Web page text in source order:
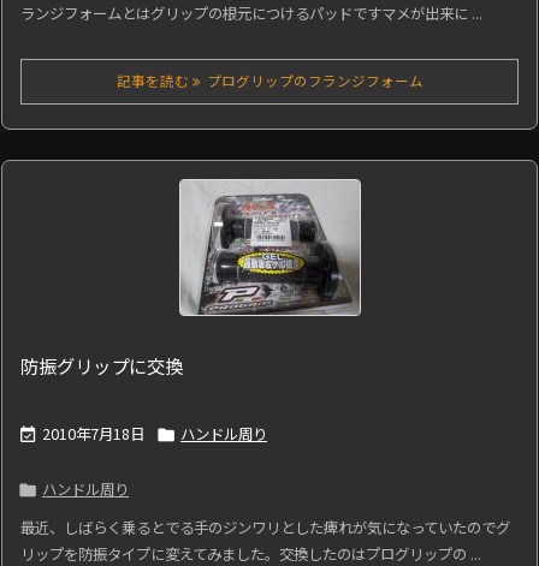
ランジフォームとはグリップの根元につけるパッドですマメが出来に ...
記事を読む プログリップのフランジフォーム
防振グリップに交換
 2010年7月18日  ハンドル周り
 ハンドル周り
最近、しばらく乗るとでる手のジンワリとした痺れが気になっていたのでグ
リップを防振タイプに変えてみました。交換したのはプログリップの ...